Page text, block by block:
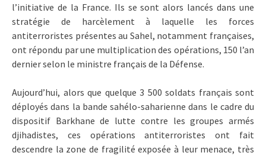
l’initiative de la France. Ils se sont alors lancés dans une
stratégie de harcèlement à laquelle les forces
antiterroristes présentes au Sahel, notamment françaises,
ont répondu par une multiplication des opérations, 150 l’an
dernier selon le ministre français de la Défense.
Aujourd’hui, alors que quelque 3 500 soldats français sont
déployés dans la bande sahélo-saharienne dans le cadre du
dispositif Barkhane de lutte contre les groupes armés
djihadistes, ces opérations antiterroristes ont fait
descendre la zone de fragilité exposée à leur menace, très